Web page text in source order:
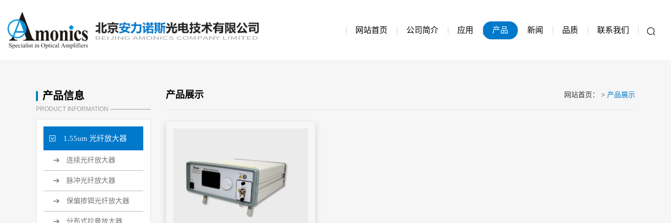
网站首页 公司简介 应用 产品 新闻 品质 联系我们
产品信息
PRODUCT INFORMATION
1.55um 光纤放大器
连续光纤放大器
脉冲光纤放大器
保偏掺铒光纤放大器
分布式拉曼放大器
产品展示 网站首页 ： > 产品展示